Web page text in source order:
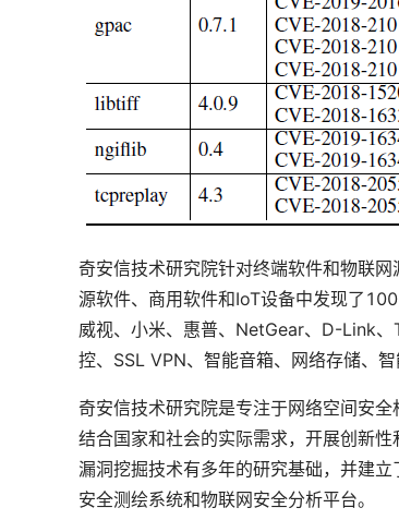
奇安信技术研究院针对终端软件和物联
源软件、商用软件和IoT设备中发现了
威视、小米、惠普、NetGear、D-Link
控、SSL VPN、智能音箱、网络存储、
奇安信技术研究院是专注于网络空间安
结合国家和社会的实际需求，开展创新
漏洞挖掘技术有多年的研究基础，并建
安全测绘系统和物联网安全分析平台。